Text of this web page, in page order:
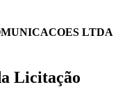
LTDA
Licitação